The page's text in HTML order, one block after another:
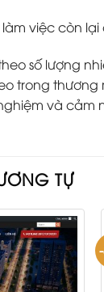
việc còn
số lượng
trong
và cảm
TỰ